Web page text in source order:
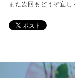
また次回もどうぞ宜し